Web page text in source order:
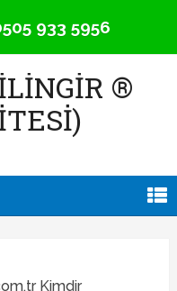
®
Kimdir
933 5956